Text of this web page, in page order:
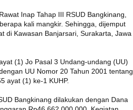
Inap Tahap III RSUD Bangkinang,
kali mangkir. Sehingga, dijemput
di Kawasan Banjarsari, Surakarta, Jawa
(1) Jo Pasal 3 Undang-undang (UU)
UU Nomor 20 Tahun 2001 tentang
ayat (1) ke-1 KUHP.
Bangkinang dilakukan dengan Dana